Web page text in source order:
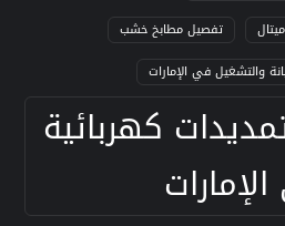
تفصيل مطابخ خشب
والتشغيل في الإمارات
كهربائية